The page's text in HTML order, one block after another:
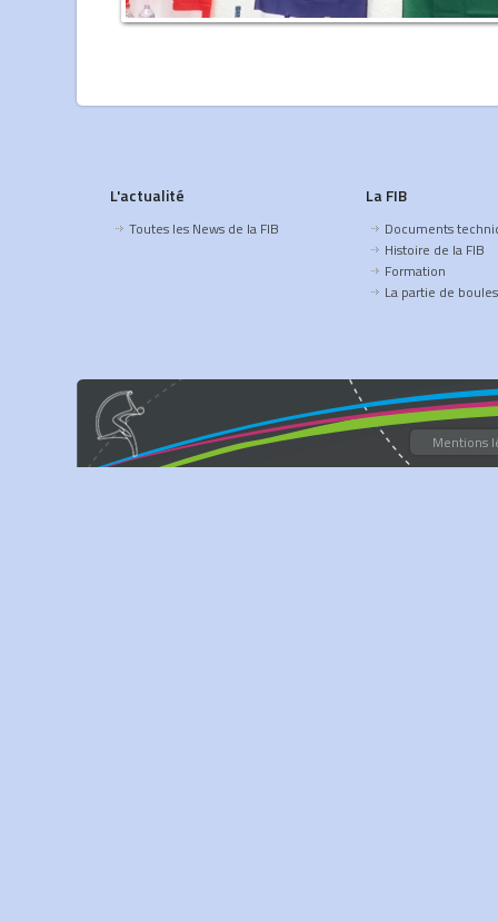
L'actualité
Toutes les News de la FIB
La FIB
Documents
Histoire de la FIB
Formation
La partie de boules
Mentions